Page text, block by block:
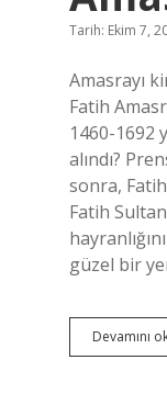
Tarih: Ekim 7,
Amasrayı
Fatih
1460-1692
alındı?
sonra,
Fatih
güzel bir
Devamını